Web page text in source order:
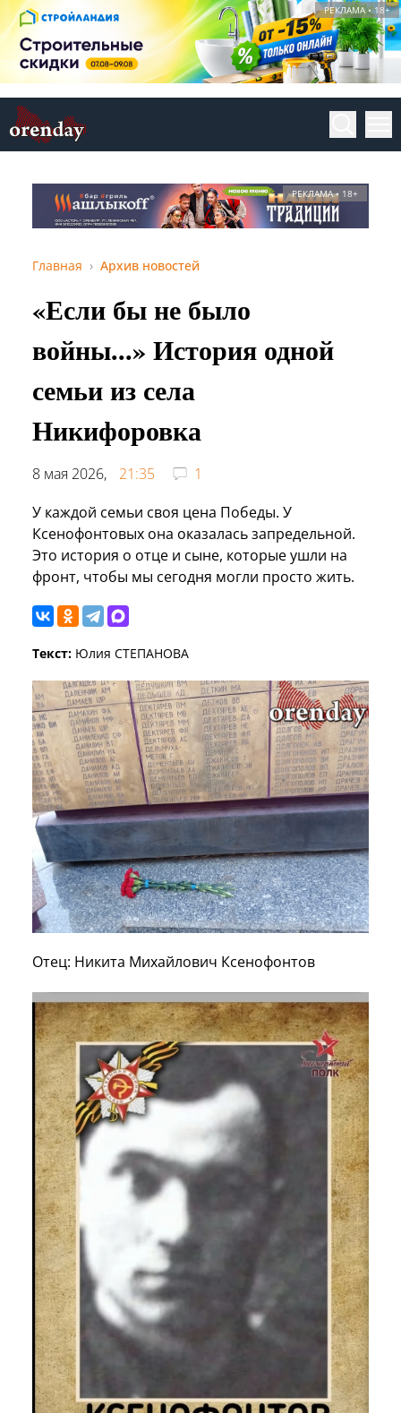
РЕКЛАМА • 18+
РЕКЛАМА • 18+
Главная Архив новостей
«Если бы не было
войны...» История одной
семьи из села
Никифоровка
8 мая 2026, 21:35
1
У каждой семьи своя цена Победы. У
Ксенофонтовых она оказалась запредельной.
Это история о отце и сыне, которые ушли на
фронт, чтобы мы сегодня могли просто жить.
Текст: Юлия СТЕПАНОВА
Отец: Никита Михайлович Ксенофонтов